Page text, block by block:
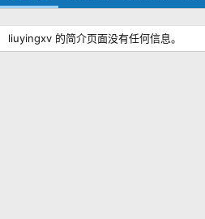
liuyingxv 的简介页面没有任何信息。